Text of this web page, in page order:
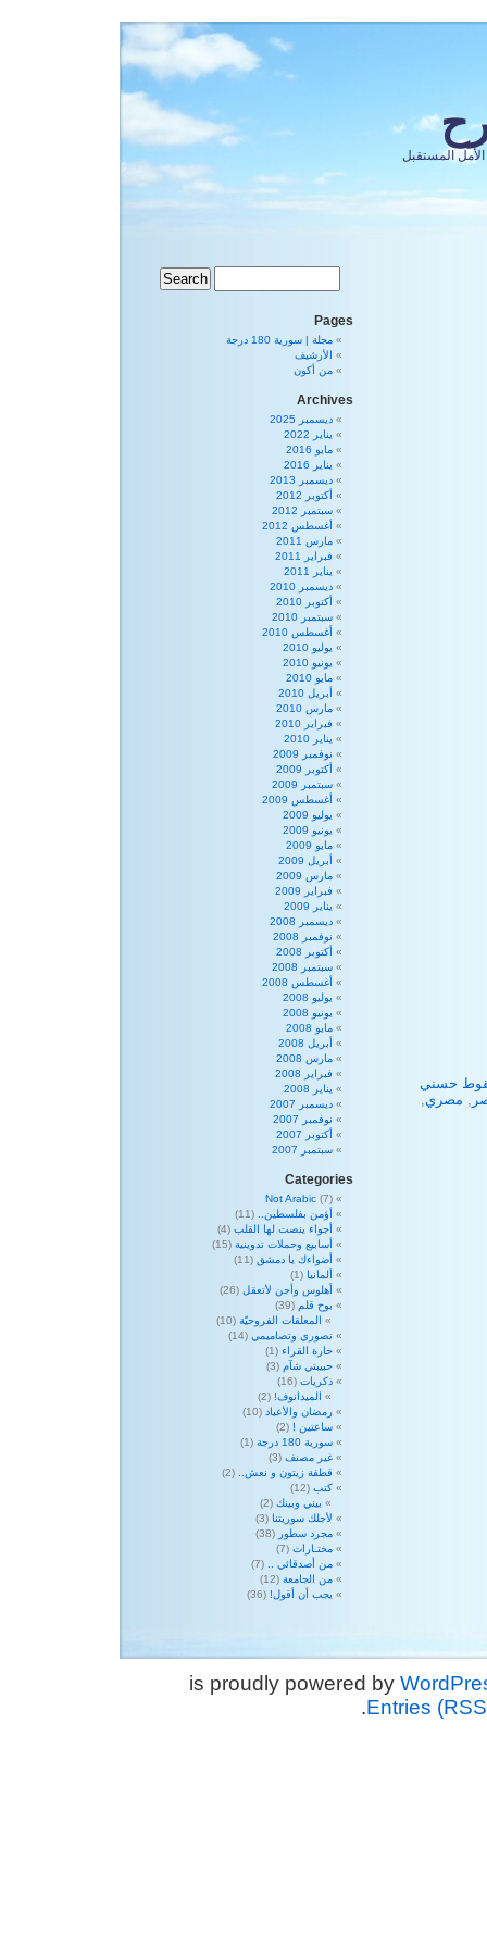
المستقبل
حسني
, مصري,
Pages
مجلة | سورية 180 درجة
الأرشيف
من أكون
Archives
ديسمبر 2025
يناير 2022
مايو 2016
يناير 2016
ديسمبر 2013
أكتوبر 2012
سبتمبر 2012
أغسطس 2012
مارس 2011
فبراير 2011
يناير 2011
ديسمبر 2010
أكتوبر 2010
سبتمبر 2010
أغسطس 2010
يوليو 2010
يونيو 2010
مايو 2010
أبريل 2010
مارس 2010
فبراير 2010
يناير 2010
نوفمبر 2009
أكتوبر 2009
سبتمبر 2009
أغسطس 2009
يوليو 2009
يونيو 2009
مايو 2009
أبريل 2009
مارس 2009
فبراير 2009
يناير 2009
ديسمبر 2008
نوفمبر 2008
أكتوبر 2008
سبتمبر 2008
أغسطس 2008
يوليو 2008
يونيو 2008
مايو 2008
أبريل 2008
مارس 2008
فبراير 2008
يناير 2008
ديسمبر 2007
نوفمبر 2007
أكتوبر 2007
سبتمبر 2007
Categories
Not Arabic (7)
أؤمن بفلسطين..
(11)
أجواء ينصت لها القلب (4)
أسابيع وحملات تدوينية (15)
أضواءك يا دمشق (11)
ألمانيا (1)
أهلوس وأجن لأتعقل (26)
بوح قلم (39)
المعلقات الفروحيّة (10)
تصوري وتصاميمي (14)
حارة القراء (1)
حبيبتي شآم (3)
ذكريات (16)
الميدانوف! (2)
رمضان والأعياد (10)
ساعتين ! (2)
سورية 180 درجة
(1)
غير مصنف (3)
قطفة زيتون و نعش..
(2)
كتب (12)
بيني وبينك (2)
لأجلك سوريتنا (3)
مجرد سطور (38)
مختـارات (7)
من أصدقائي ..
(7)
من الجامعة (12)
يجب أن أقول! (36)
Entries
.